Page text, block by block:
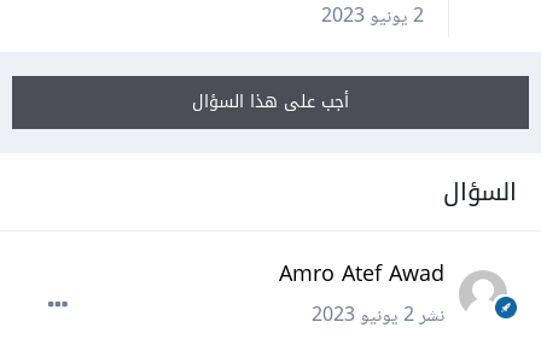
2 يونيو 2023
أجب على هذا السؤال
السؤال
Amro Atef Awad
نشر2 يونيو 2023